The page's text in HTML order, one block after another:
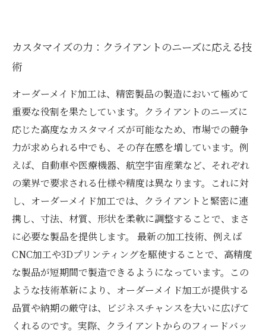
カスタマイズの力：クライアントのニーズに応える技
術
オーダーメイド加工は、精密製品の製造において極めて
重要な役割を果たしています。クライアントのニーズに
応じた高度なカスタマイズが可能なため、市場での競争
力が求められる中でも、その存在感を増しています。例
えば、自動車や医療機器、航空宇宙産業など、それぞれ
の業界で要求される仕様や精度は異なります。これに対
し、オーダーメイド加工では、クライアントと緊密に連
携し、寸法、材質、形状を柔軟に調整することで、まさ
に必要な製品を提供します。 最新の加工技術、例えば
CNC加工や3Dプリンティングを駆使することで、高精度
な製品が短期間で製造できるようになっています。この
ような技術革新により、オーダーメイド加工が提供する
品質や納期の厳守は、ビジネスチャンスを大いに広げて
くれるのです。実際、クライアントからのフィードバッ